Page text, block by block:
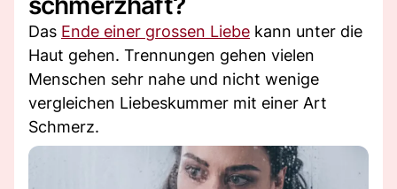
Das Ende einer grossen Liebe kann unter die
Haut gehen. Trennungen gehen vielen
Menschen sehr nahe und nicht wenige
vergleichen Liebeskummer mit einer Art
Schmerz.